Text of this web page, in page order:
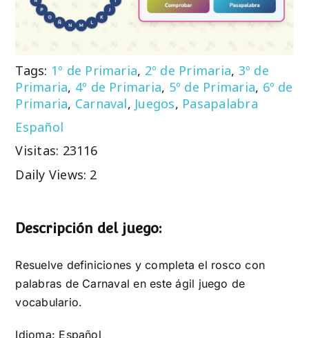
Tags: 1º de Primaria, 2º de Primaria, 3º de
Primaria, 4º de Primaria, 5º de Primaria, 6º de
Primaria, Carnaval, Juegos, Pasapalabra
Español
Visitas: 23116
Daily Views: 2
Descripción del juego:
Resuelve definiciones y completa el rosco con
palabras de Carnaval en este ágil juego de
vocabulario.
Idioma: Español